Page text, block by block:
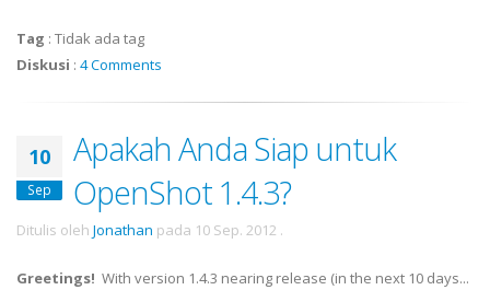
Tag : Tidak ada tag
Diskusi : 4 Comments
10
Sep
Apakah Anda Siap untuk
OpenShot 1.4.3?
Ditulis oleh Jonathan pada 10 Sep. 2012 .
Greetings! With version 1.4.3 nearing release (in the next 10 days...